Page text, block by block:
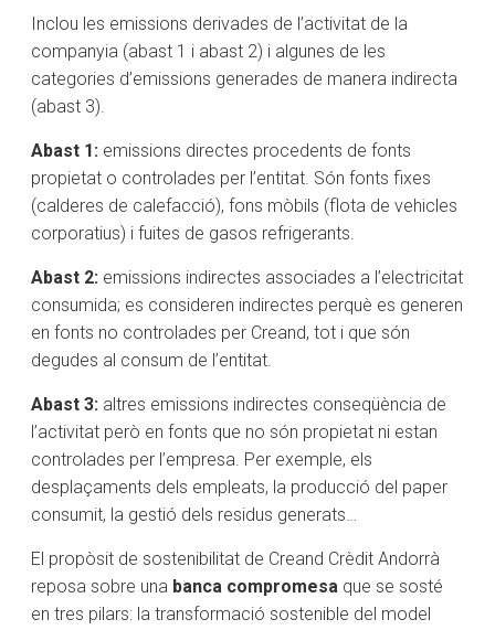
Inclou les emissions derivades de l’activitat de la
companyia (abast 1 i abast 2) i algunes de les
categories d’emissions generades de manera indirecta
(abast 3).
Abast 1: emissions directes procedents de fonts
propietat o controlades per l’entitat. Són fonts fixes
(calderes de calefacció), fons mòbils (flota de vehicles
corporatius) i fuites de gasos refrigerants.
Abast 2: emissions indirectes associades a l’electricitat
consumida; es consideren indirectes perquè es generen
en fonts no controlades per Creand, tot i que són
degudes al consum de l’entitat.
Abast 3: altres emissions indirectes conseqüència de
l’activitat però en fonts que no són propietat ni estan
controlades per l’empresa. Per exemple, els
desplaçaments dels empleats, la producció del paper
consumit, la gestió dels residus generats…
El propòsit de sostenibilitat de Creand Crèdit Andorrà
reposa sobre una banca compromesa que se sosté
en tres pilars: la transformació sostenible del model